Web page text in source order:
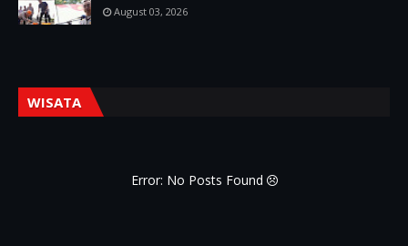
August 03, 2026
WISATA
Error: No Posts Found